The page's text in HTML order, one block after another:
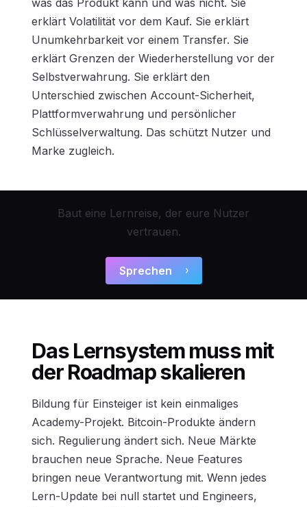
erklärt Volatilität vor dem Kauf. Sie erklärt
Unumkehrbarkeit vor einem Transfer. Sie
erklärt Grenzen der Wiederherstellung vor der
Selbstverwahrung. Sie erklärt den
Unterschied zwischen Account-Sicherheit,
Plattformverwahrung und persönlicher
Schlüsselverwaltung. Das schützt Nutzer und
Marke zugleich.
Baut eine Lernreise, der eure Nutzer
vertrauen.
Sprechen
Das Lernsystem muss mit
der Roadmap skalieren
Bildung für Einsteiger ist kein einmaliges
Academy-Projekt. Bitcoin-Produkte ändern
sich. Regulierung ändert sich. Neue Märkte
brauchen neue Sprache. Neue Features
bringen neue Verantwortung mit. Wenn jedes
Lern-Update bei null startet und Engineers,